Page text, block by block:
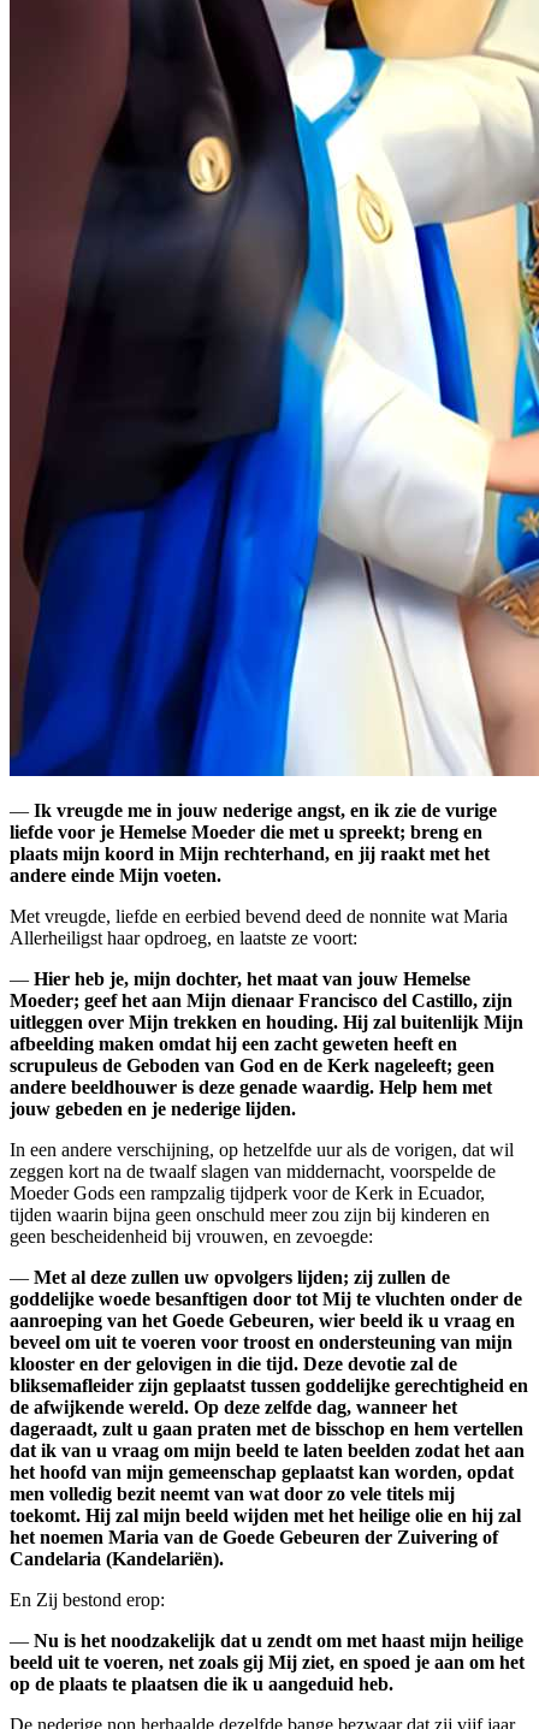
— Ik vreugde me in jouw nederige angst, en ik zie de vurige
liefde voor je Hemelse Moeder die met u spreekt; breng en
plaats mijn koord in Mijn rechterhand, en jij raakt met het
andere einde Mijn voeten.
Met vreugde, liefde en eerbied bevend deed de nonnite wat Maria
Allerheiligst haar opdroeg, en laatste ze voort:
— Hier heb je, mijn dochter, het maat van jouw Hemelse
Moeder; geef het aan Mijn dienaar Francisco del Castillo, zijn
uitleggen over Mijn trekken en houding. Hij zal buitenlijk Mijn
afbeelding maken omdat hij een zacht geweten heeft en
scrupuleus de Geboden van God en de Kerk nageleeft; geen
andere beeldhouwer is deze genade waardig. Help hem met
jouw gebeden en je nederige lijden.
In een andere verschijning, op hetzelfde uur als de vorigen, dat wil
zeggen kort na de twaalf slagen van middernacht, voorspelde de
Moeder Gods een rampzalig tijdperk voor de Kerk in Ecuador,
tijden waarin bijna geen onschuld meer zou zijn bij kinderen en
geen bescheidenheid bij vrouwen, en zevoegde:
— Met al deze zullen uw opvolgers lijden; zij zullen de
goddelijke woede besanftigen door tot Mij te vluchten onder de
aanroeping van het Goede Gebeuren, wier beeld ik u vraag en
beveel om uit te voeren voor troost en ondersteuning van mijn
klooster en der gelovigen in die tijd. Deze devotie zal de
bliksemafleider zijn geplaatst tussen goddelijke gerechtigheid en
de afwijkende wereld. Op deze zelfde dag, wanneer het
dageraadt, zult u gaan praten met de bisschop en hem vertellen
dat ik van u vraag om mijn beeld te laten beelden zodat het aan
het hoofd van mijn gemeenschap geplaatst kan worden, opdat
men volledig bezit neemt van wat door zo vele titels mij
toekomt. Hij zal mijn beeld wijden met het heilige olie en hij zal
het noemen Maria van de Goede Gebeuren der Zuivering of
Candelaria (Kandelariën).
En Zij bestond erop:
— Nu is het noodzakelijk dat u zendt om met haast mijn heilige
beeld uit te voeren, net zoals gij Mij ziet, en spoed je aan om het
op de plaats te plaatsen die ik u aangeduid heb.
De nederige non herhaalde dezelfde bange bezwaar dat zij vijf jaar